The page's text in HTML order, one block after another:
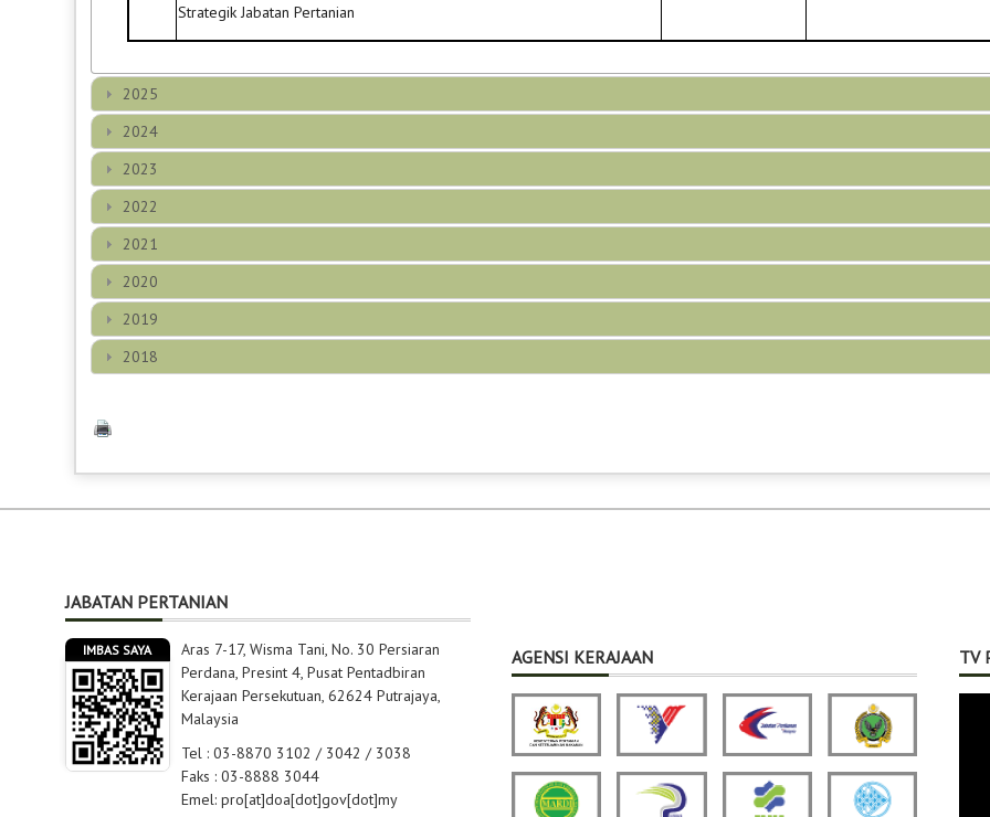
Strategik Jabatan Pertanian
2025
2024
2023
2022
2021
2020
2019
2018
JABATAN PERTANIAN
IMBAS SAYA
Aras 7-17, Wisma Tani, No. 30 Persiaran
Perdana, Presint 4, Pusat Pentadbiran
Kerajaan Persekutuan, 62624 Putrajaya,
Malaysia
Tel : 03-8870 3102 / 3042 / 3038
Faks : 03-8888 3044
Emel: pro[at]doa[dot]gov[dot]my
AGENSI KERAJAAN TV